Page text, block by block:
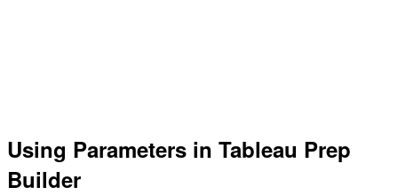
Using Parameters in Tableau Prep
Builder